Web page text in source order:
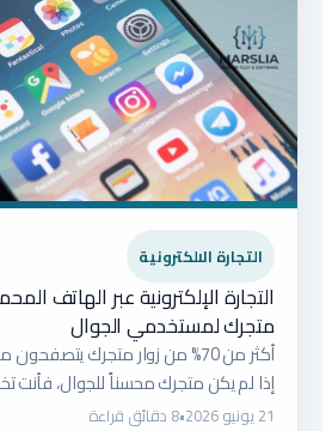
التجارة الالكترونية
التجارة الإلكترونية عبر الهاتف
متجرك لمستخدمي الجوال
أكثر من 70% من زوار متجرك
إذا لم يكن متجرك محسناً للجوال، فأنت
21 يونيو 2026 •8 دقائق قراءة